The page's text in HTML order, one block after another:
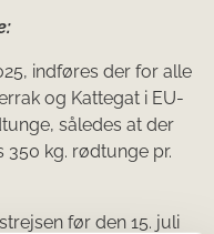
indføres der for alle
og Kattegat i EU-
således at der
350 kg. rødtunge pr.
før den 15. juli